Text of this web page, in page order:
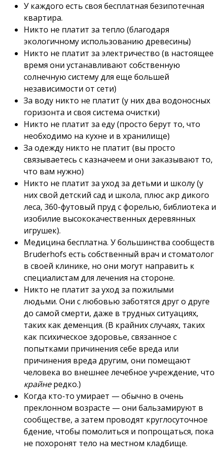
У каждого есть своя бесплатная безипотечная
квартира.
Никто не платит за тепло (благодаря
экологичному использованию древесины)
Никто не платит за электричество (в настоящее
время они устанавливают собственную
солнечную систему для еще большей
независимости от сети)
За воду никто не платит (у них два водоносных
горизонта и своя система очистки)
Никто не платит за еду (просто берут то, что
необходимо на кухне и в хранилище)
За одежду никто не платит (вы просто
связываетесь с казначеем и они заказывают то,
что вам нужно)
Никто не платит за уход за детьми и школу (у
них свой детский сад и школа, плюс акр дикого
леса, 360-футовый пруд с форелью, библиотека и
изобилие высококачественных деревянных
игрушек).
Медицина бесплатна. У большинства сообществ
Bruderhofs есть собственный врач и стоматолог
в своей клинике, но они могут направить к
специалистам для лечения на стороне.
Никто не платит за уход за пожилыми
людьми. Они с любовью заботятся друг о друге
до самой смерти, даже в трудных ситуациях,
таких как деменция. (В крайних случаях, таких
как психическое здоровье, связанное с
попытками причинения себе вреда или
причинения вреда другим, они помещают
человека во внешнее лечебное учреждение, что
крайнередко.)
Когда кто-то умирает — обычно в очень
преклонном возрасте — они бальзамируют в
сообществе, а затем проводят круглосуточное
бдение, чтобы помолиться и попрощаться, пока
не похоронят тело на местном кладбище.